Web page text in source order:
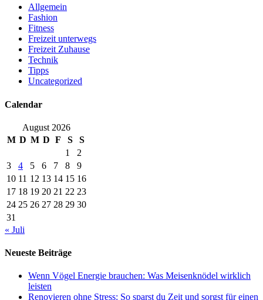
Allgemein
Fashion
Fitness
Freizeit unterwegs
Freizeit Zuhause
Technik
Tipps
Uncategorized
Calendar
August 2026
M D M D F S
S
1
2
3
4 5 6 7 8
9
10 11 12 13 14 15 16
17 18 19 20 21 22 23
24 25 26 27 28 29 30
31
« Juli
Neueste Beiträge
Wenn Vögel Energie brauchen: Was Meisenknödel wirklich
leisten
Renovieren ohne Stress: So sparst du Zeit und sorgst für einen